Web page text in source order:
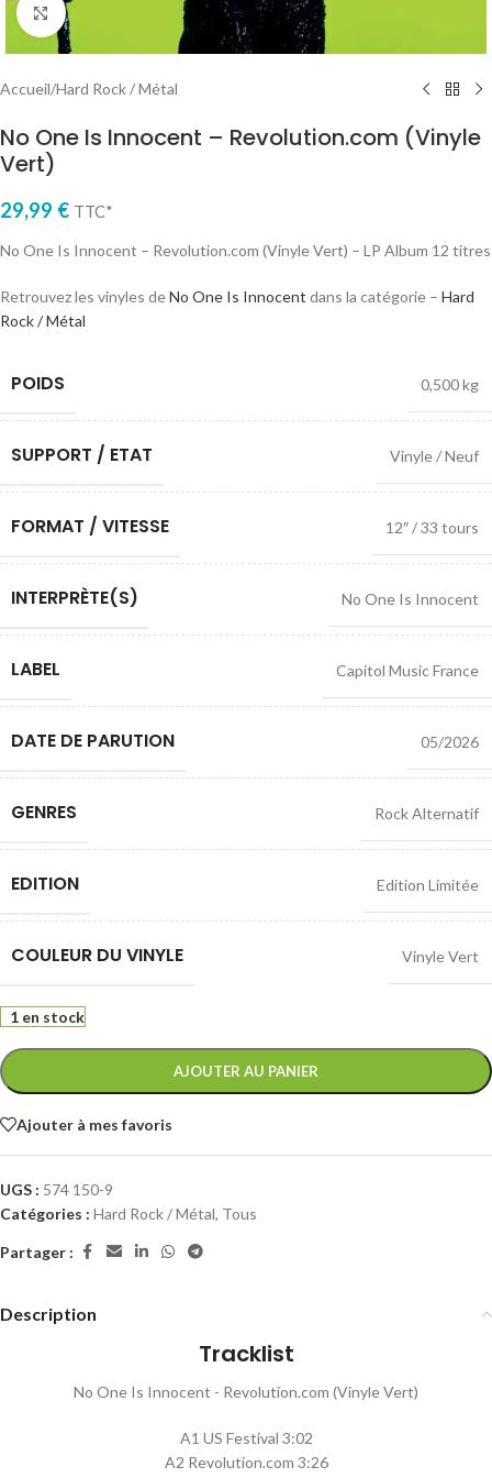
Cliquez pour agrandir
Accueil/Hard Rock / Métal
No One Is Innocent – Revolution.com (Vinyle
Vert)
29,99 € TTC*
No One Is Innocent – Revolution.com (Vinyle Vert) – LP Album 12 titres
Retrouvez les vinyles deNo One Is Innocent dans la catégorie – Hard
Rock / Métal
POIDS 0,500 kg
SUPPORT / ETAT Vinyle / Neuf
FORMAT / VITESSE 12″ / 33 tours
INTERPRÈTE(S) No One Is Innocent
LABEL Capitol Music France
DATE DE PARUTION 05/2026
GENRES Rock Alternatif
EDITION Edition Limitée
COULEUR DU VINYLE Vinyle Vert
1 en stock
AJOUTER AU PANIER
Ajouter à mes favoris
UGS : 574 150-9
Catégories : Hard Rock / Métal, Tous
Partager :
Description
Tracklist
No One Is Innocent - Revolution.com (Vinyle Vert)
A1 US Festival 3:02
A2 Revolution.com 3:26